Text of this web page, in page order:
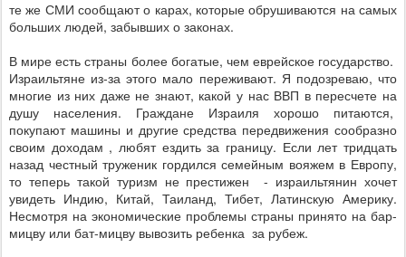
те же СМИ сообщают о карах, которые обрушиваются на самых
больших людей, забывших о законах.
В мире есть страны более богатые, чем еврейское государство.
Израильтяне из-за этого мало переживают. Я подозреваю, что
многие из них даже не знают, какой у нас ВВП в пересчете на
душу населения. Граждане Израиля хорошо питаются,
покупают машины и другие средства передвижения сообразно
своим доходам , любят ездить за границу. Если лет тридцать
назад честный труженик гордился семейным вояжем в Европу,
то теперь такой туризм не престижен
- израильтянин хочет
увидеть Индию, Китай, Таиланд, Тибет, Латинскую Америку.
Несмотря на экономические проблемы страны принято на бар-
мицву или бат-мицву вывозить ребенка за рубеж.